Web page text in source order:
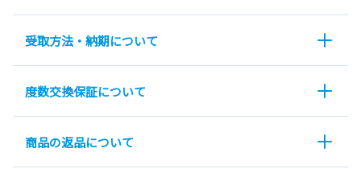
受取方法・納期について
度数交換保証について
商品の返品について